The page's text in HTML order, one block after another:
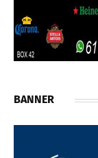
BANNER